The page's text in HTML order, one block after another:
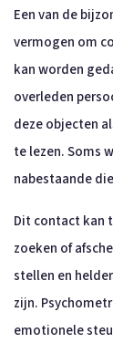
Een van de
vermogen om
kan worden
overleden
deze objecten
te lezen. Soms
nabestaande
Dit contact kan
zoeken of
stellen en
zijn.
emotionele